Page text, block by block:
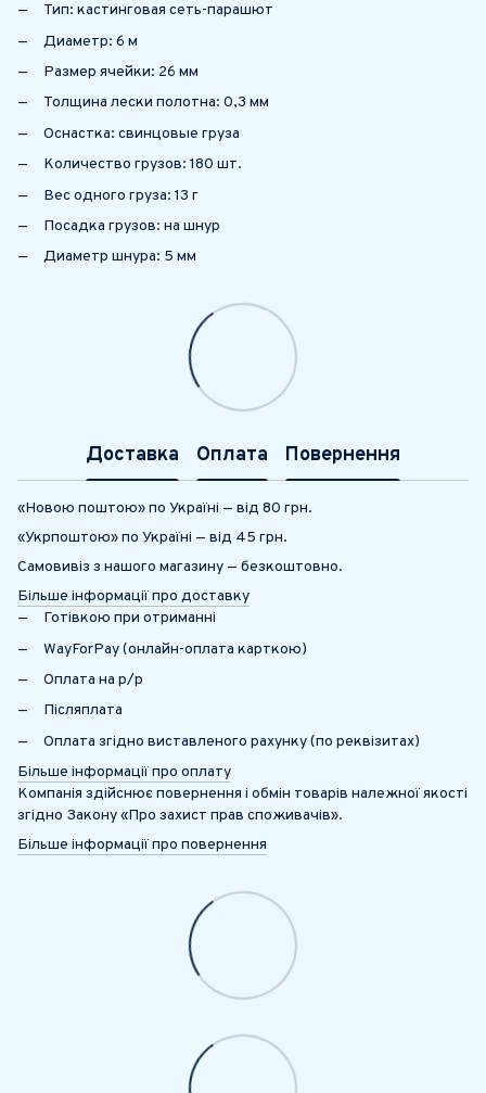
Тип: кастинговая сеть-парашют
Диаметр: 6 м
Размер ячейки: 26 мм
Толщина лески полотна: 0,3 мм
Оснастка: свинцовые груза
Количество грузов: 180 шт.
Вес одного груза: 13 г
Посадка грузов: на шнур
Диаметр шнура: 5 мм
Доставка Оплата Повернення
«Новою поштою» по Україні — від 80 грн.
«Укрпоштою» по Україні — від 45 грн.
Самовивіз з нашого магазину — безкоштовно.
Більше інформації про доставку
Готівкою при отриманні
WayForPay (онлайн-оплата карткою)
Оплата на р/р
Післяплата
Оплата згідно виставленого рахунку (по реквізитах)
Більше інформації про оплату
Компанія здійснює повернення і обмін товарів належної якості
згідно Закону «Про захист прав споживачів».
Більше інформації про повернення